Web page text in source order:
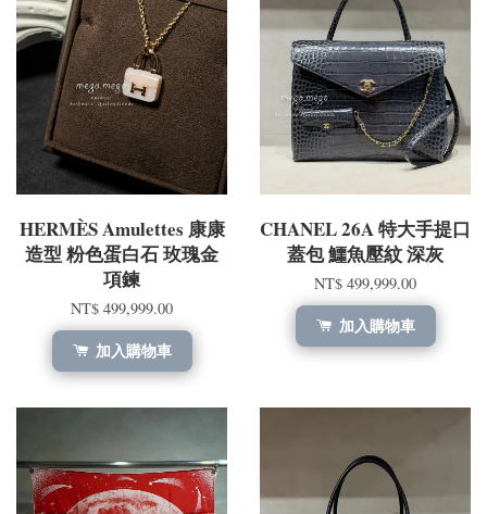
HERMÈS Amulettes 康康
造型 粉色蛋白石 玫瑰金
項鍊
NT$ 499,999.00
加入購物車
CHANEL 26A 特大手提口
蓋包 鱷魚壓紋 深灰
NT$ 499,999.00
加入購物車